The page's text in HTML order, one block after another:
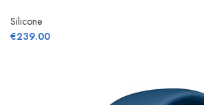
Silicone
€239.00